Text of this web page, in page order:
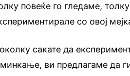
повеќе го гледаме,
со овој
сакате да
ви предлагаме да